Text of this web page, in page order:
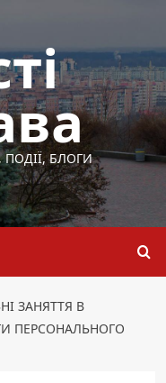
БЛОГИ
ЗАНЯТТЯ В
ПЕРСОНАЛЬНОГО